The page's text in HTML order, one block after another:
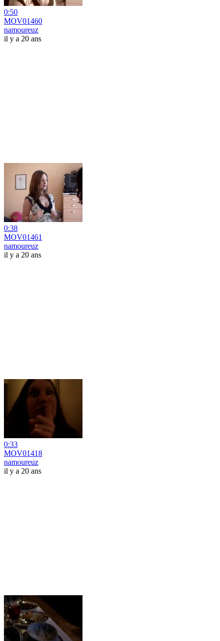
0:50
MOV01460
namoureuz
il y a 20 ans
0:38
MOV01461
namoureuz
il y a 20 ans
0:33
MOV01418
namoureuz
il y a 20 ans